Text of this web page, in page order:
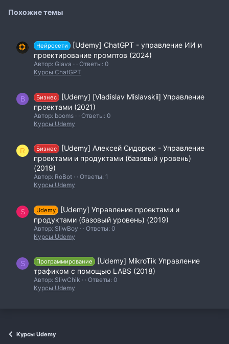
Похожие темы
Нейросети
[Udemy] ChatGPT - управление ИИ и
проектирование промптов (2024)
Автор: Glava
Ответы: 0
Курсы ChatGPT
B Бизнес
[Udemy] [Vladislav Mislavskii] Управление
проектами (2021)
Автор: booms
Ответы: 0
Курсы Udemy
R Бизнес
[Udemy] Алексей Сидорюк - Управление
проектами и продуктами (базовый уровень)
(2019)
Автор: RoBot
Ответы: 1
Курсы Udemy
S Udemy
[Udemy] Управление проектами и
продуктами (базовый уровень) (2019)
Автор: SliwBoy
Ответы: 0
Курсы Udemy
S Программирование
[Udemy] MikroTik Управление
трафиком с помощью LABS (2018)
Автор: SliwChik
Ответы: 0
Курсы Udemy
Курсы Udemy